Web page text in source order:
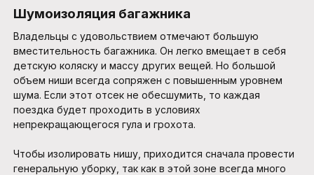
Шумоизоляция багажника
Владельцы с удовольствием отмечают большую
вместительность багажника. Он легко вмещает в себя
детскую коляску и массу других вещей. Но большой
объем ниши всегда сопряжен с повышенным уровнем
шума. Если этот отсек не обесшумить, то каждая
поездка будет проходить в условиях
непрекращающегося гула и грохота.
Чтобы изолировать нишу, приходится сначала провести
генеральную уборку, так как в этой зоне всегда много